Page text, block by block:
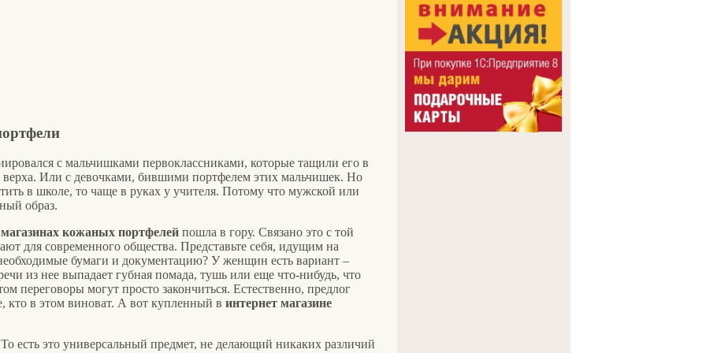
с мальчишками первоклассниками, которые тащили его в
Или с девочками, бившими портфелем этих мальчишек. Но
в школе, то чаще в руках у учителя. Потому что мужской или
образ.
кожаных портфелей пошла в гору. Связано это с той
для современного общества. Представьте себя, идущим на
бумаги и документацию? У женщин есть вариант –
из нее выпадает губная помада, тушь или еще что-нибудь, что
могут просто закончиться. Естественно, предлог
кто в этом виноват. А вот купленный в интернет магазине
есть это универсальный предмет, не делающий никаких различий